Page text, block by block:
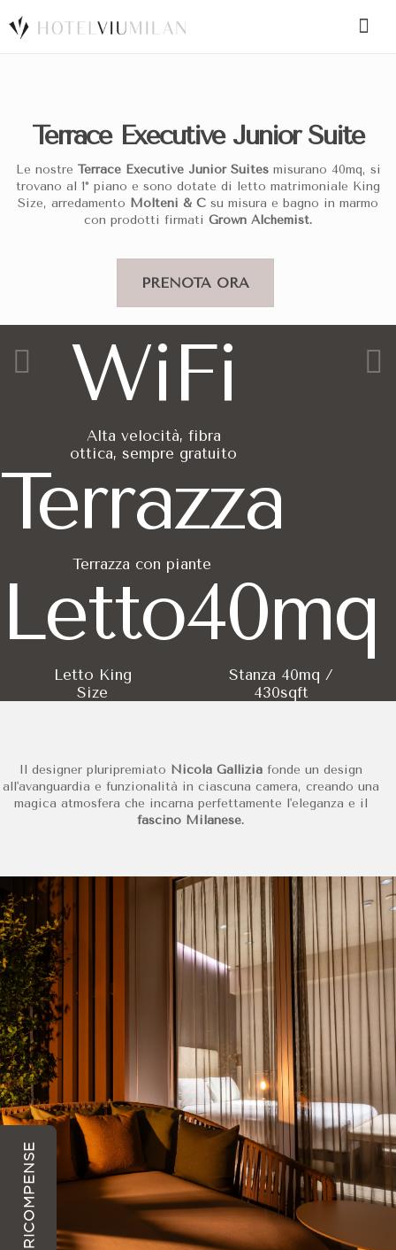
SPECIAL CODE
Terrace Executive Junior Suite
Le nostre Terrace Executive Junior Suitesmisurano 40mq, si
trovano al 1° piano e sono dotate di letto matrimoniale King
Size, arredamento Molteni & C su misura e bagno in marmo
con prodotti firmati Grown Alchemist.
PRENOTA ORA
WiFi
Alta velocità, fibra
ottica, sempre gratuito
Terrazza
Terrazza con piante
Letto
Letto King
Size
40mq
Stanza 40mq /
430sqft
Il designer pluripremiato Nicola Galliziafonde un design
all'avanguardia e funzionalità in ciascuna camera, creando una
magica atmosfera che incarna perfettamente l'eleganza e il
fascino Milanese.
RICOMPENSE